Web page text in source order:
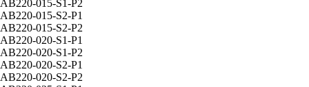
AB220-015-S1-P2
AB220-015-S2-P1
AB220-015-S2-P2
AB220-020-S1-P1
AB220-020-S1-P2
AB220-020-S2-P1
AB220-020-S2-P2